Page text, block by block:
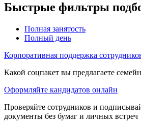
Быстрые фильтры
Полная занятость
Полный день
Корпоративная поддержка
Какой соцпакет вы предлагаете
Оформляйте кандидатов онлайн
Проверяйте сотрудников и
документы без бумаг и личных встреч